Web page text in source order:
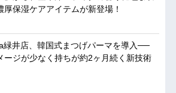
厚保湿ケアアイテムが新登場！
緑井店、韓国式まつげパーマを導入──
ージが少なく持ちが約2ヶ月続く新技術